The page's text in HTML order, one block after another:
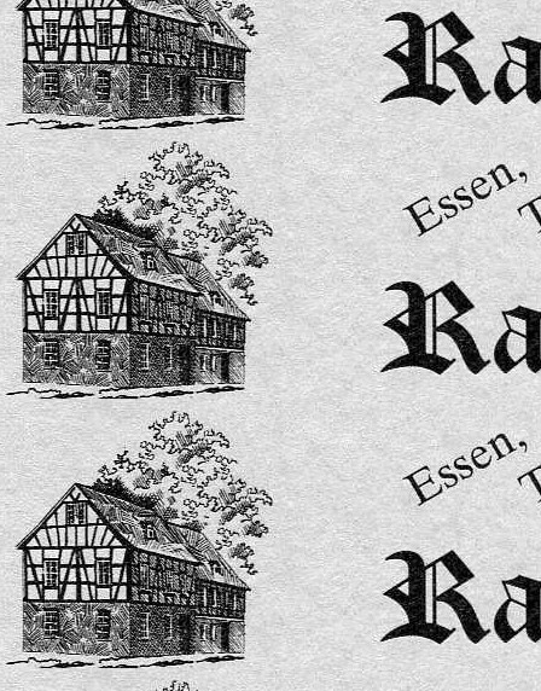
Speisekarte 15-2026-bilder-1